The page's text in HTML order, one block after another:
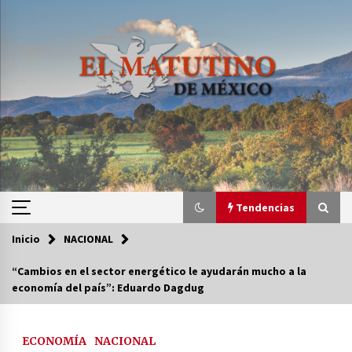
Tendencias
Tendencias
Certificado de Dafne Quintos revela homicidio;
Inicio NACIONAL
“Cambios en el sector energético le ayudarán mucho a la
economía del país”: Eduardo Dagdug
ECONOMÍA NACIONAL